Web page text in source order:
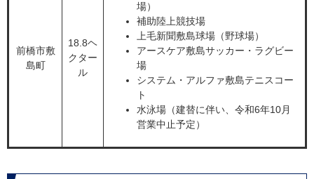
前橋市敷
島町
18.8ヘ
クター
ル
場）
補助陸上競技場
上毛新聞敷島球場（野球場）
アースケア敷島サッカー・ラグビー
場
システム・アルファ敷島テニスコー
ト
水泳場（建替に伴い、令和6年10月
営業中止予定）